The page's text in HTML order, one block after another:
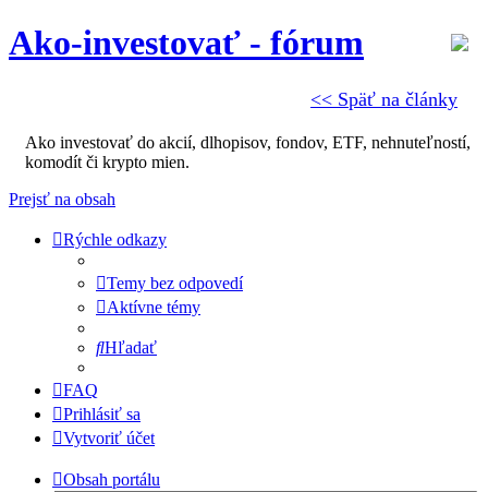
<< Späť na články
Ako-investovať - fórum
Ako investovať do akcií, dlhopisov, fondov, ETF, nehnuteľností,
komodít či krypto mien.
Prejsť na obsah
Rýchle odkazy
Temy bez odpovedí
Aktívne témy
Hľadať
FAQ
Prihlásiť sa
Vytvoriť účet
Obsah portálu